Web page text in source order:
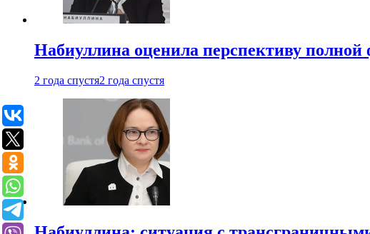
Набиуллина оценила перспективу
2 года спустя2 года спустя